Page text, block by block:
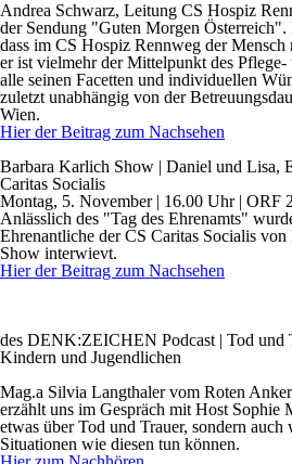
Andrea Schwarz, Leitung CS Hospiz
der Sendung "Guten Morgen
dass im CS Hospiz Rennweg der
er ist vielmehr der Mittelpunkt des Pflege-
alle seinen Facetten und individuellen
zuletzt unabhängig von der
Wien.
Hier der Beitrag zum Nachsehen
Barbara Karlich Show | Daniel und Lisa,
Caritas Socialis
Montag, 5. November | 16.00 Uhr | ORF 2
Anlässlich des "Tag des Ehrenamts"
Ehrenantliche der CS Caritas Socialis
Show interwievt.
Hier der Beitrag zum Nachsehen
des DENK:ZEICHEN Podcast | Tod und
Kindern und Jugendlichen
Mag.a Silvia Langthaler vom Roten
erzählt uns im Gespräch mit Host Sophie
etwas über Tod und Trauer, sondern auch
Situationen wie diesen tun können.